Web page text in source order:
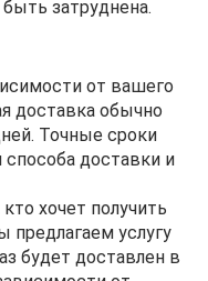
затруднена.
от вашего
доставка обычно
Точные сроки
доставки и
хочет получить
услугу
будет доставлен в